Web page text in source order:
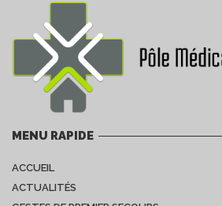
MENU RAPIDE
ACCUEIL
ACTUALITÉS